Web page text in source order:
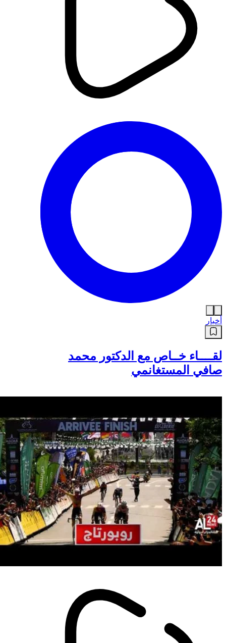
أخبار
لقــــاء خــاص مع الدكتور محمد
صافي المستغانمي